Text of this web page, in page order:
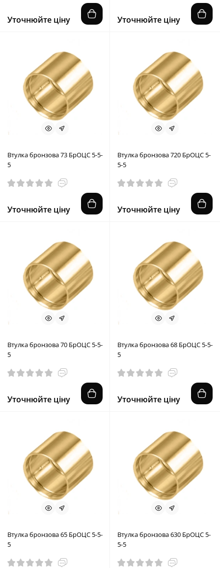
Уточнюйте ціну Уточнюйте ціну
Втулка бронзова 73 БрОЦС 5-5-
5
Уточнюйте ціну
Втулка бронзова 720 БрОЦС 5-
5-5
Уточнюйте ціну
Втулка бронзова 70 БрОЦС 5-5-
5
Уточнюйте ціну
Втулка бронзова 68 БрОЦС 5-5-
5
Уточнюйте ціну
Втулка бронзова 65 БрОЦС 5-5-
5
Втулка бронзова 630 БрОЦС 5-
5-5